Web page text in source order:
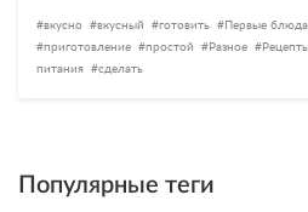
вкусно вкусный готовить Первые блюда
приготовление
простой Разное
питания
сделать
Популярные теги